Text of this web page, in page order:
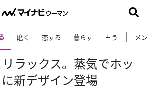
磨く 恋する 暮らす 占う メ
ラックス。蒸気でホッ
新デザイン登場